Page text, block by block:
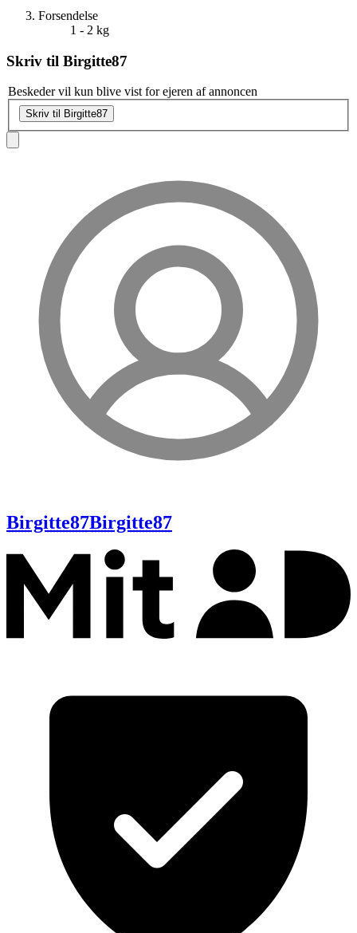
Forsendelse
1 - 2 kg
Skriv til Birgitte87
Beskeder vil kun blive vist for ejeren af annoncen
Skriv til Birgitte87
Birgitte87Birgitte87